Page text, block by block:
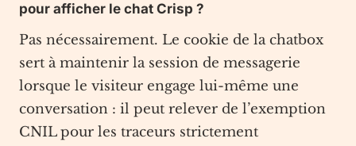
pour afficher le chat Crisp ?
Pas nécessairement. Le cookie de la chatbox
sert à maintenir la session de messagerie
lorsque le visiteur engage lui-même une
conversation : il peut relever de l’exemption
CNIL pour les traceurs strictement